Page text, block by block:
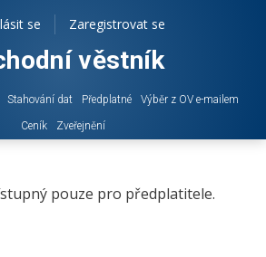
se Zaregistrovat se
věstník
Stahování dat Předplatné Výběr z OV e-mailem
Ceník Zveřejnění
pouze pro předplatitele.